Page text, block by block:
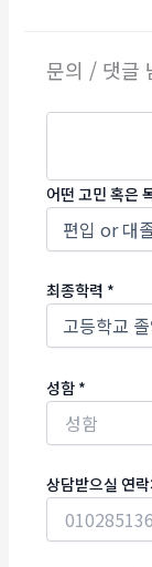
문의 / 댓글
어떤 고민 혹은
최종학력 *
성함 *
상담받으실 연